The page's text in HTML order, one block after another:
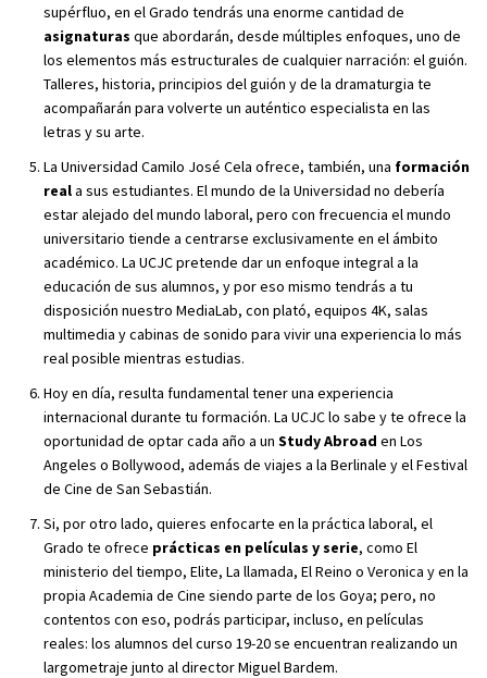
supérfluo, en el Grado tendrás una enorme cantidad de
asignaturas que abordarán, desde múltiples enfoques, uno de
los elementos más estructurales de cualquier narración: el guión.
Talleres, historia, principios del guión y de la dramaturgia te
acompañarán para volverte un auténtico especialista en las
letras y su arte.
La Universidad Camilo José Cela ofrece, también, una formación
reala sus estudiantes. El mundo de la Universidad no debería
estar alejado del mundo laboral, pero con frecuencia el mundo
universitario tiende a centrarse exclusivamente en el ámbito
académico. La UCJC pretende dar un enfoque integral a la
educación de sus alumnos, y por eso mismo tendrás a tu
disposición nuestro MediaLab, con plató, equipos 4K, salas
multimedia y cabinas de sonido para vivir una experiencia lo más
real posible mientras estudias.
Hoy en día, resulta fundamental tener una experiencia
internacional durante tu formación. La UCJC lo sabe y te ofrece la
oportunidad de optar cada año a un Study Abroad en Los
Angeles o Bollywood, además de viajes a la Berlinale y el Festival
de Cine de San Sebastián.
Si, por otro lado, quieres enfocarte en la práctica laboral, el
Grado te ofrece prácticas en películas y serie, como El
ministerio del tiempo, Elite, La llamada, El Reino o Veronica y en la
propia Academia de Cine siendo parte de los Goya; pero, no
contentos con eso, podrás participar, incluso, en películas
reales: los alumnos del curso 19-20 se encuentran realizando un
largometraje junto al director Miguel Bardem.